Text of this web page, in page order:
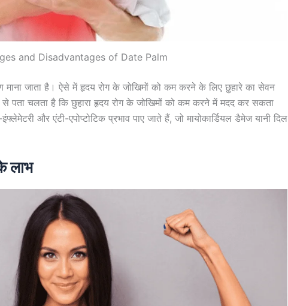
and Disadvantages of Date Palm
माना जाता है। ऐसे में हृदय रोग के जोखिमों को कम करने के लिए छुहारे का सेवन
पता चलता है कि छुहारा हृदय रोग के जोखिमों को कम करने में मदद कर सकता
और एंटी-एपोप्टोटिक प्रभाव पाए जाते हैं, जो मायोकार्डियल डैमेज यानी दिल
लाभ